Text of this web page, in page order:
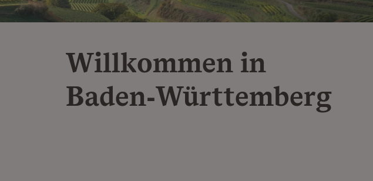
Willkommen in
Baden‑Württemberg